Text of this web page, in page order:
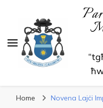
Home Novena Lajċi